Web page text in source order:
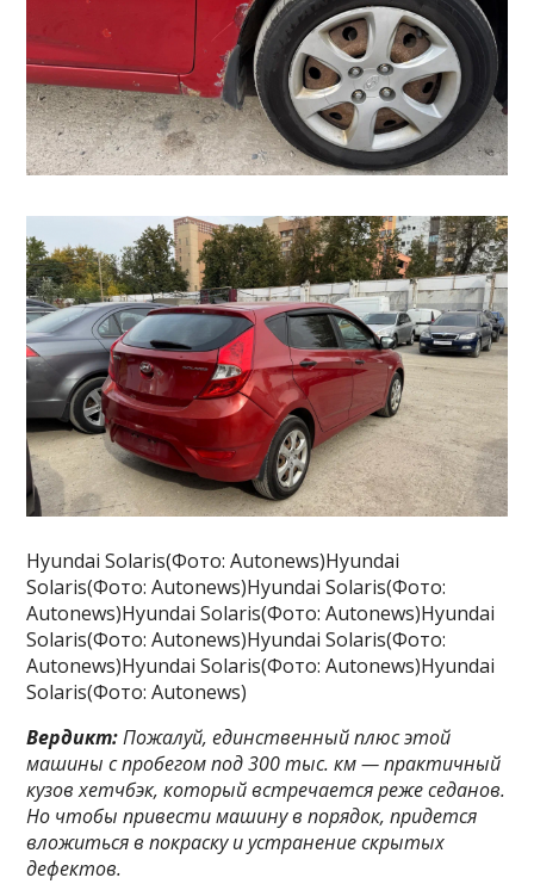
Hyundai Solaris(Фото: Autonews)Hyundai
Solaris(Фото: Autonews)Hyundai Solaris(Фото:
Autonews)Hyundai Solaris(Фото: Autonews)Hyundai
Solaris(Фото: Autonews)Hyundai Solaris(Фото:
Autonews)Hyundai Solaris(Фото: Autonews)Hyundai
Solaris(Фото: Autonews)
Вердикт:Пожалуй, единственный плюс этой
машины с пробегом под 300 тыс. км — практичный
кузов хетчбэк, который встречается реже седанов.
Но чтобы привести машину в порядок, придется
вложиться в покраску и устранение скрытых
дефектов.